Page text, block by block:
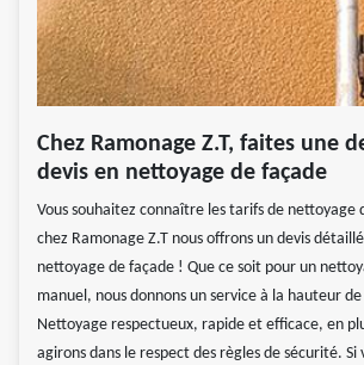
Chez Ramonage Z.T, faites une
devis en nettoyage de façade
Vous souhaitez connaître les tarifs de nettoyage
chez Ramonage Z.T nous offrons un devis
nettoyage de façade ! Que ce soit pour un
manuel, nous donnons un service à la hauteur
Nettoyage respectueux, rapide et efficace, en
agirons dans le respect des règles de sécurité. Si